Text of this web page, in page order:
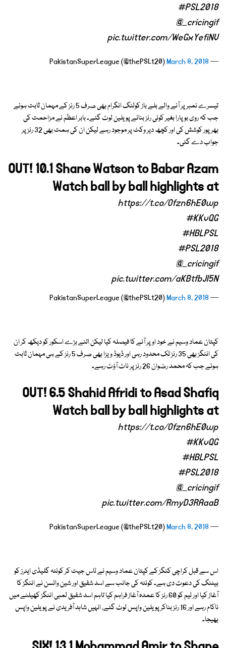
#PSL2018
@_cricingif
pic.twitter.com/WeGxYefiNV
— PakistanSuperLeague (@thePSLt20)
March 8, 2018
تیسرے نمبر پر آنے والے بلے باز کولنگ انگرام بھی صرف 5 رنز کے مہمان ثابت ہوئے
جب کہ روی بوپارا بغیر کوئی رنز بنائے پویلین لوٹ گئے۔ بابر اعظم نے مزاحمت کی
بھرپور کوشش کی اور کچھ دیر وکٹ پر موجود رہے لیکن ان کی ہمت بھی 32 رنز پر
جواب دے گئی۔
OUT! 10.1 Shane Watson to Babar Azam
Watch ball by ball highlights at
https://t.co/Ofzn6hE0wp
#KKvQG
#HBLPSL
#PSL2018
@_cricingif
pic.twitter.com/aKBtfbJI5N
— PakistanSuperLeague (@thePSLt20)
March 8, 2018
کپتان عماد وسیم نے خود اوپر آنے کا فیصلہ کیا لیکن اتنے بڑے اسکور کو دیکھ کر ان
کی اننگز بھی 35 رنز تک محدود رہی اور ڈیوڈ ویزا بھی صرف 5 رنز کے ہی مہمان ثابت
ہوئے جب کہ محمد رضوان 26 رنز پر ناٹ آؤٹ رہے۔
OUT! 6.5 Shahid Afridi to Asad Shafiq
Watch ball by ball highlights at
https://t.co/Ofzn6hE0wp
#KKvQG
#HBLPSL
#PSL2018
@_cricingif
pic.twitter.com/RmyD3RAaaB
— PakistanSuperLeague (@thePSLt20)
March 8, 2018
اس سے قبل کراچی کنگز کے کپتان عماد وسیم نے ٹاس جیت کر کوئٹہ گلیڈی ایٹرز کو
بیٹنگ کی دعوت دی ہے۔ کوئٹہ کی جانب سے اسد شفیق اور شین واٹسن نے اننگز کا
آغاز کیا اور ٹیم کو 60 رنز کا عمدہ آغاز فراہم کیا تاہم اسد شفیق لمبی اننگز کھیلنے میں
ناکام رہے اور 16 رنز بناکر پویلین واپس لوٹ گئے، انہیں شاہد آفریدی نے پویلین واپس
بھیجا۔